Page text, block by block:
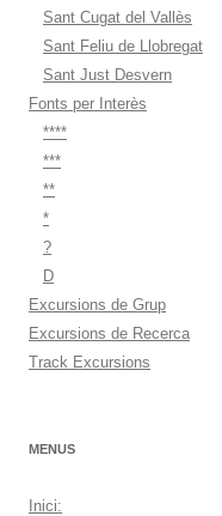
Sant Cugat del Vallès
Sant Feliu de Llobregat
Sant Just Desvern
Fonts per Interès
****
***
**
*
?
D
Excursions de Grup
Excursions de Recerca
Track Excursions
MENUS
Inici: